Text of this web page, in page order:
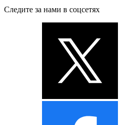
Следите за нами в соцсетях